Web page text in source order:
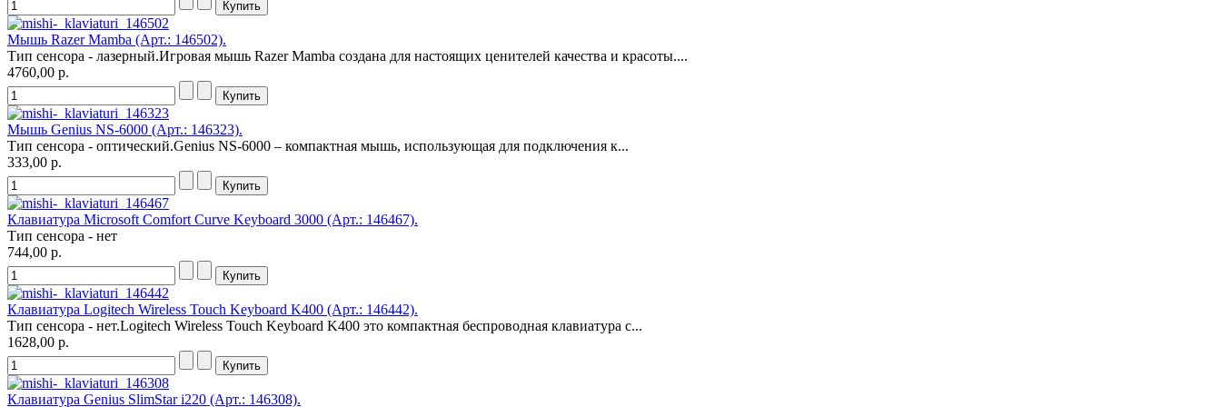
Мышь Razer Mamba (Арт.: 146502).
Тип сенсора - лазерный.Игровая мышь Razer Mamba создана для настоящих ценителей качества и красоты....
4760,00 р.
Мышь Genius NS-6000 (Арт.: 146323).
Тип сенсора - оптический.Genius NS-6000 – компактная мышь, использующая для подключения к...
333,00 р.
Клавиатура Microsoft Comfort Curve Keyboard 3000 (Арт.: 146467).
Тип сенсора - нет
744,00 р.
Клавиатура Logitech Wireless Touch Keyboard K400 (Арт.: 146442).
Тип сенсора - нет.Logitech Wireless Touch Keyboard K400 это компактная беспроводная клавиатура с...
1628,00 р.
Клавиатура Genius SlimStar i220 (Арт.: 146308).